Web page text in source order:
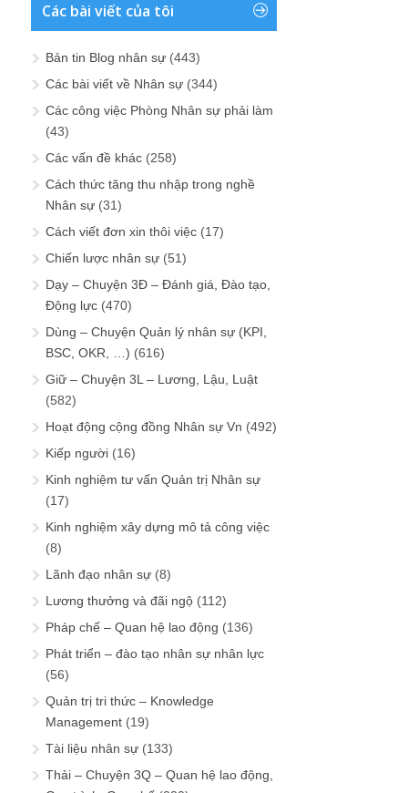
Các bài viết của tôi
Bản tin Blog nhân sự (443)
Các bài viết về Nhân sự (344)
Các công việc Phòng Nhân sự phải làm
(43)
Các vấn đề khác (258)
Cách thức tăng thu nhập trong nghề
Nhân sự (31)
Cách viết đơn xin thôi việc (17)
Chiến lược nhân sự (51)
Dạy – Chuyện 3Đ – Đánh giá, Đào tạo,
Động lực (470)
Dùng – Chuyện Quản lý nhân sự (KPI,
BSC, OKR, …) (616)
Giữ – Chuyện 3L – Lương, Lậu, Luật
(582)
Hoạt động cộng đồng Nhân sự Vn (492)
Kiếp người (16)
Kinh nghiệm tư vấn Quản trị Nhân sự
(17)
Kinh nghiệm xây dựng mô tả công việc
(8)
Lãnh đạo nhân sự (8)
Lương thưởng và đãi ngộ (112)
Pháp chế – Quan hệ lao động (136)
Phát triển – đào tạo nhân sự nhân lực
(56)
Quản trị tri thức – Knowledge
Management (19)
Tài liệu nhân sự (133)
Thải – Chuyện 3Q – Quan hệ lao động,